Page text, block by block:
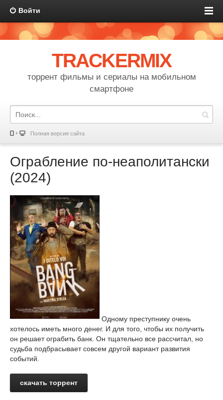
Войти
TRACKERMIX
торрент фильмы и сериалы на мобильном
смартфоне
Полная версия сайта
Ограбление по-неаполитански
(2024)
Одному преступнику очень
хотелось иметь много денег. И для того, чтобы их получить
он решает ограбить банк. Он тщательно все рассчитал, но
судьба подбрасывает совсем другой вариант развития
событий.
скачать торрент